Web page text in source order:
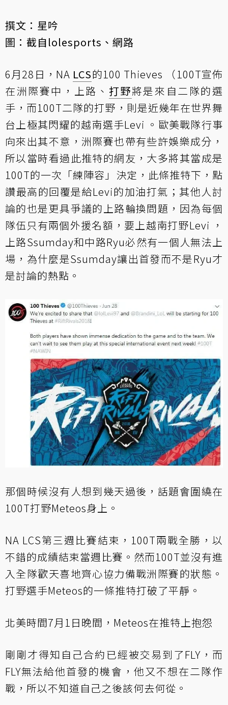
撰文：星吟
圖：截自lolesports、網路
6月28日，NA LCS的100 Thieves （100T宣佈
在洲際賽中，上路、 打野將是來自二隊的選
手，而100T二隊的打野，則是近幾年在世界舞
台上極其閃耀的越南選手Levi 。歐美戰隊行事
向來出其不意，洲際賽也帶有些許娛樂成分，
所以當時看過此推特的網友，大多將其當成是
100T的一次「練陣容」決定，此條推特下，點
讚最高的回覆是給Levi的加油打氣；其他人討
論的也是更具爭議的上路輪換問題，因為每個
隊伍只有兩個外援名額，要上越南打野Levi ，
上路Ssumday和中路Ryu必然有一個人無法上
場，為什麼是Ssumday讓出首發而不是Ryu才
是討論的熱點。
那個時候沒有人想到幾天過後，話題會圍繞在
100T打野Meteos身上。
NA LCS第三週比賽結束，100T兩戰全勝，以
不錯的成績結束當週比賽。然而100T並沒有進
入全隊歡天喜地齊心協力備戰洲際賽的狀態。
打野選手Meteos的一條推特打破了平靜。
北美時間7月1日晚間，Meteos在推特上抱怨
剛剛才得知自己合約已經被交易到了FLY，而
FLY無法給他首發的機會，他又不想在二隊作
戰，所以不知道自己之後該何去何從。